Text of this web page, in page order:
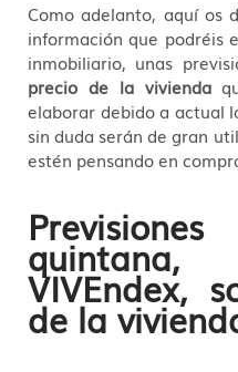
Como adelanto, aquí os
información que podréis
inmobiliario, unas
precio de la vivienda
elaborar debido a actual
sin duda serán de gran
estén pensando en
VIVEndex,
de la